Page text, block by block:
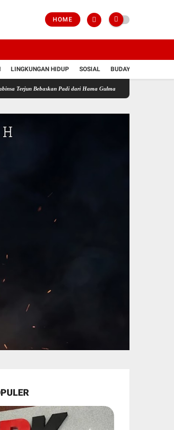
HOME
LINGKUNGAN HIDUP SOSIAL BUDAYA
Padi dari Hama Gulma Perkuat Ketahanan Pangan